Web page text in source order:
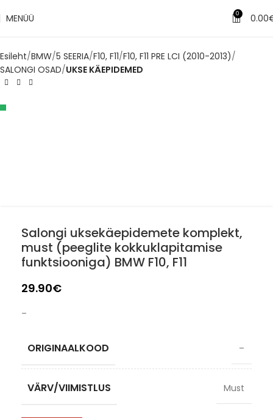
MENÜÜ 0 0.00
Esileht BMW 5 SEERIA F10, F11 F10, F11 PRE LCI (2010-2013)
SALONGI OSAD UKSE KÄEPIDEMED
Salongi uksekäepidemete komplekt,
must (peeglite kokkuklapitamise
funktsiooniga) BMW F10, F11
29.90€
–
ORIGINAALKOOD –
VÄRV/VIIMISTLUS Must